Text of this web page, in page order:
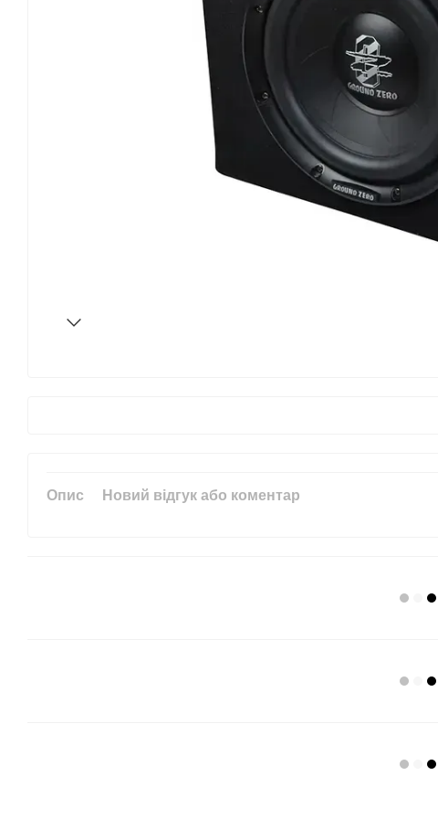
Опис Новий відгук або коментар